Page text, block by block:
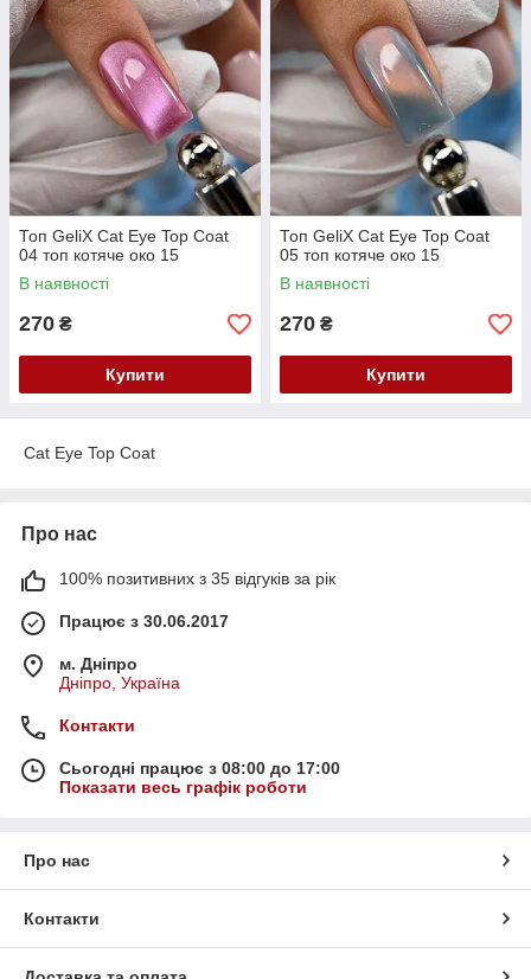
Топ GeliX Cat Eye Top Coat
04 топ котяче око 15
В наявності
270 ₴
Купити
Топ GeliX Cat Eye Top Coat
05 топ котяче око 15
В наявності
270 ₴
Купити
Cat Eye Top Coat
Про нас
100% позитивних з 35 відгуків за рік
Працює з 30.06.2017
м. Дніпро
Дніпро, Україна
Контакти
Сьогодні працює з 08:00 до 17:00
Показати весь графік роботи
Про нас
Контакти